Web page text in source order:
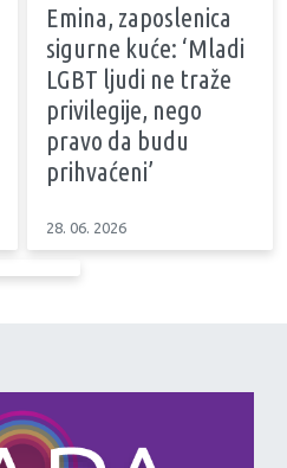
Emina, zaposlenica
sigurne kuće: ‘Mladi
LGBT ljudi ne traže
privilegije, nego
pravo da budu
prihvaćeni’
28. 06. 2026